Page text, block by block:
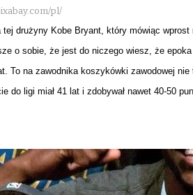
pl/
drużyny Kobe Bryant, który mówiąc
o sobie, że jest do niczego wiesz, że
To na zawodnika koszykówki zawodowej
do ligi miał 41 lat i zdobywał nawet 40-50